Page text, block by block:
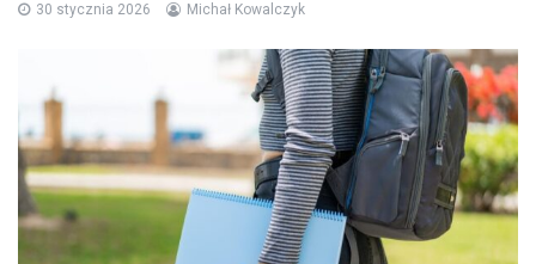
30 stycznia 2026 Michał Kowalczyk